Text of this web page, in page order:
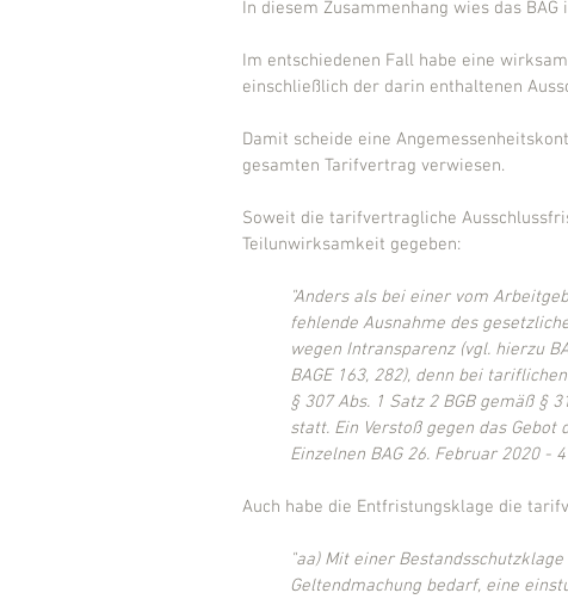
In diesem Zusammenhang wies das
Im entschiedenen Fall habe eine
einschließlich der darin enthaltenen
Damit scheide eine
gesamten Tarifvertrag verwiesen.
Soweit die tarifvertragliche
Teilunwirksamkeit gegeben:
"Anders als bei einer vom
fehlende Ausnahme des
wegen Intransparenz (vgl. hierzu
BAGE 163, 282), denn bei
§ 307 Abs. 1 Satz 2 BGB gemäß §
statt. Ein Verstoß gegen das
Einzelnen BAG 26. Februar 2020 -
Auch habe die Entfristungsklage die
"aa) Mit einer
Geltendmachung bedarf, eine